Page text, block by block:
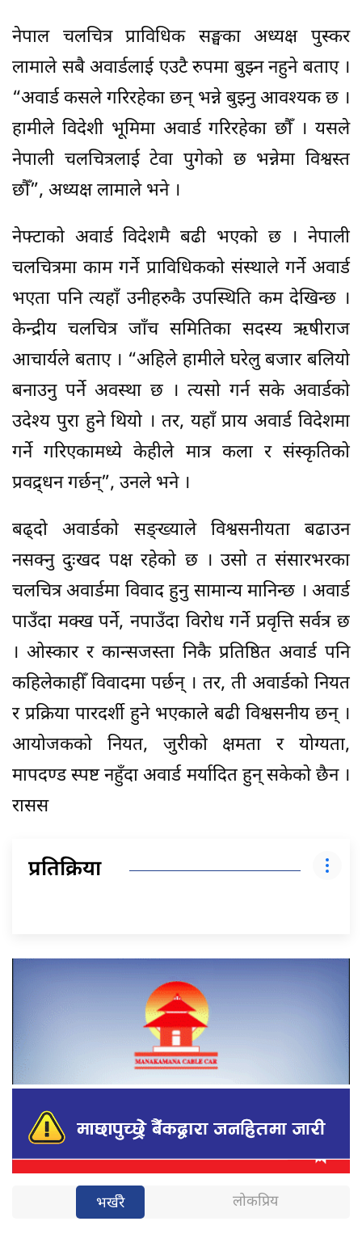
नेपाल चलचित्र प्राविधिक सङ्घका अध्यक्ष पुस्कर
लामाले सबै अवार्डलाई एउटै रुपमा बुझ्न नहुने बताए ।
“अवार्ड कसले गरिरहेका छन् भन्ने बुझ्नु आवश्यक छ ।
हामीले विदेशी भूमिमा अवार्ड गरिरहेका छौँ । यसले
नेपाली चलचित्रलाई टेवा पुगेको छ भन्नेमा विश्वस्त
छौँ”, अध्यक्ष लामाले भने ।
नेफ्टाको अवार्ड विदेशमै बढी भएको छ । नेपाली
चलचित्रमा काम गर्ने प्राविधिकको संस्थाले गर्ने अवार्ड
भएता पनि त्यहाँ उनीहरुकै उपस्थिति कम देखिन्छ ।
केन्द्रीय चलचित्र जाँच समितिका सदस्य ऋषीराज
आचार्यले बताए । “अहिले हामीले घरेलु बजार बलियो
बनाउनु पर्ने अवस्था छ । त्यसो गर्न सके अवार्डको
उदेश्य पुरा हुने थियो । तर, यहाँ प्राय अवार्ड विदेशमा
गर्ने गरिएकामध्ये केहीले मात्र कला र संस्कृतिको
प्रवद्र्धन गर्छन्”, उनले भने ।
बढ्दो अवार्डको सङ्ख्याले विश्वसनीयता बढाउन
नसक्नु दुःखद पक्ष रहेको छ । उसो त संसारभरका
चलचित्र अवार्डमा विवाद हुनु सामान्य मानिन्छ । अवार्ड
पाउँदा मक्ख पर्ने, नपाउँदा विरोध गर्ने प्रवृत्ति सर्वत्र छ
। ओस्कार र कान्सजस्ता निकै प्रतिष्ठित अवार्ड पनि
कहिलेकाहीँ विवादमा पर्छन् । तर, ती अवार्डको नियत
र प्रक्रिया पारदर्शी हुने भएकाले बढी विश्वसनीय छन् ।
आयोजकको नियत, जुरीको क्षमता र योग्यता,
मापदण्ड स्पष्ट नहुँदा अवार्ड मर्यादित हुन् सकेको छैन ।
रासस
प्रतिक्रिया
भर्खरै लोकप्रिय